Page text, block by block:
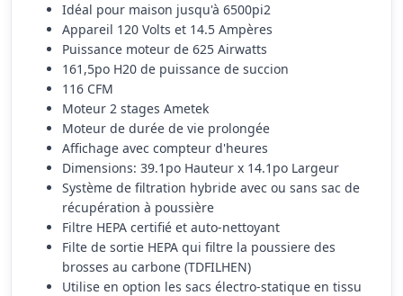
Idéal pour maison jusqu'à 6500pi2
Appareil 120 Volts et 14.5 Ampères
Puissance moteur de 625 Airwatts
161,5po H20 de puissance de succion
116 CFM
Moteur 2 stages Ametek
Moteur de durée de vie prolongée
Affichage avec compteur d'heures
Dimensions: 39.1po Hauteur x 14.1po Largeur
Système de filtration hybride avec ou sans sac de
récupération à poussière
Filtre HEPA certifié et auto-nettoyant
Filte de sortie HEPA qui filtre la poussiere des
brosses au carbone (TDFILHEN)
Utilise en option les sacs électro-statique en tissu